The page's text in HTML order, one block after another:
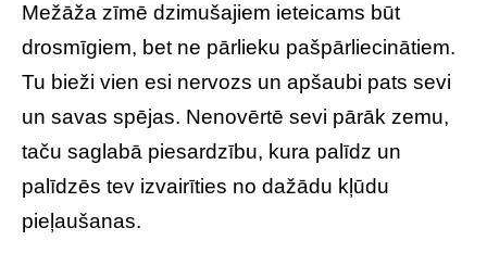
Mežāža zīmē dzimušajiem ieteicams būt
drosmīgiem, bet ne pārlieku pašpārliecinātiem.
Tu bieži vien esi nervozs un apšaubi pats sevi
un savas spējas. Nenovērtē sevi pārāk zemu,
taču saglabā piesardzību, kura palīdz un
palīdzēs tev izvairīties no dažādu kļūdu
pieļaušanas.